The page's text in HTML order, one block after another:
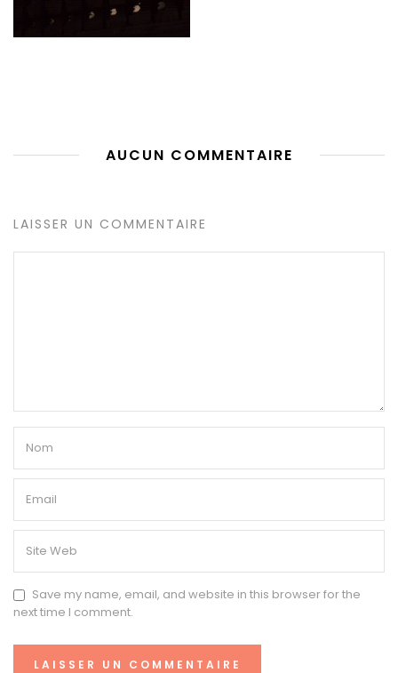
AUCUN COMMENTAIRE
LAISSER UN COMMENTAIRE
Save my name, email, and website in this browser for the
next time I comment.